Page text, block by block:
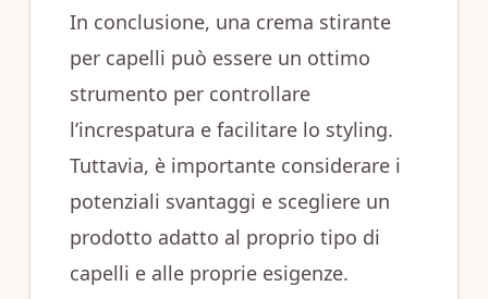
In conclusione, una crema stirante
per capelli può essere un ottimo
strumento per controllare
l’increspatura e facilitare lo styling.
Tuttavia, è importante considerare i
potenziali svantaggi e scegliere un
prodotto adatto al proprio tipo di
capelli e alle proprie esigenze.